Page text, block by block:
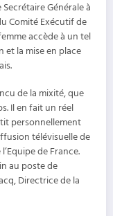
Générale à
Comité Exécutif de
accède à un tel
et la mise en place
de la mixité, que
Il en fait un réel
personnellement
télévisuelle de
de France.
au poste de
Directrice de la